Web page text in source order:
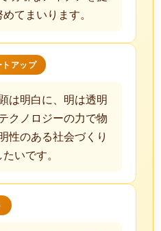
てまいります。
アップ
は明白に、明は透明
クノロジーの力で物
性のある社会づくり
いです。